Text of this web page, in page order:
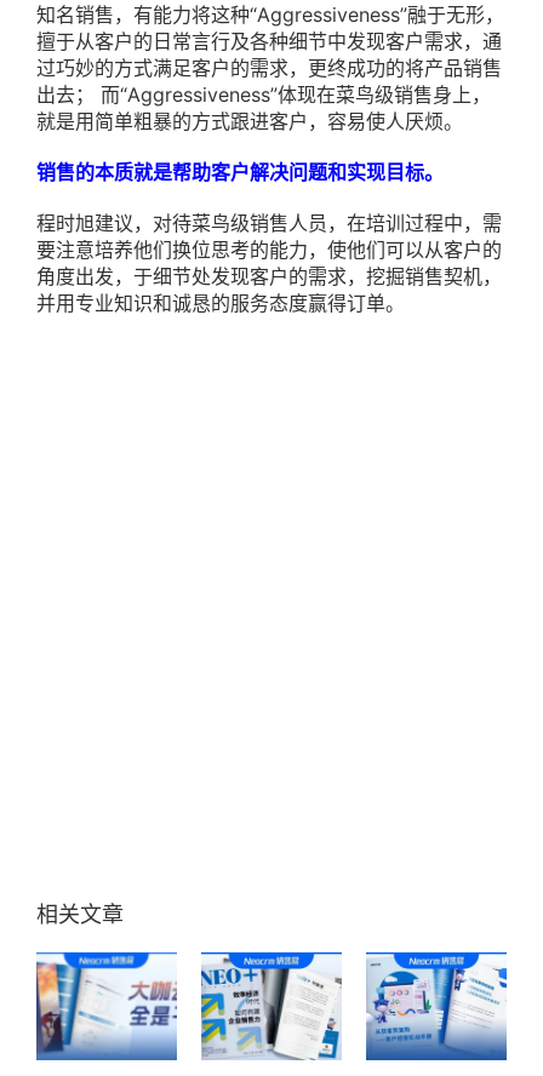
知名销售，有能力将这种“Aggressiveness”融于无形，
擅于从客户的日常言行及各种细节中发现客户需求，通
过巧妙的方式满足客户的需求，更终成功的将产品销售
出去； 而“Aggressiveness”体现在菜鸟级销售身上，
就是用简单粗暴的方式跟进客户，容易使人厌烦。
销售的本质就是帮助客户解决问题和实现目标。
程时旭建议，对待菜鸟级销售人员，在培训过程中，需
要注意培养他们换位思考的能力，使他们可以从客户的
角度出发，于细节处发现客户的需求，挖掘销售契机，
并用专业知识和诚恳的服务态度赢得订单。